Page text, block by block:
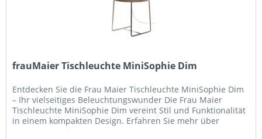
frauMaier Tischleuchte MiniSophie Dim
Entdecken Sie die Frau Maier Tischleuchte MiniSophie Dim
– Ihr vielseitiges Beleuchtungswunder Die Frau Maier
Tischleuchte MiniSophie Dim vereint Stil und Funktionalität
in einem kompakten Design. Erfahren Sie mehr über